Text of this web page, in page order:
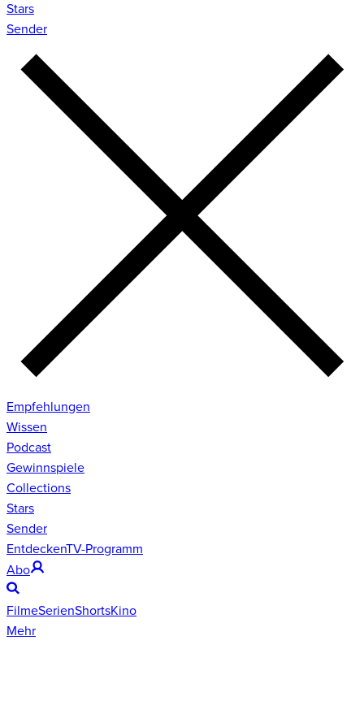
Stars
Sender
Empfehlungen
Wissen
Podcast
Gewinnspiele
Collections
Stars
Sender
EntdeckenTV-Programm
Abo
FilmeSerienShortsKino
Mehr